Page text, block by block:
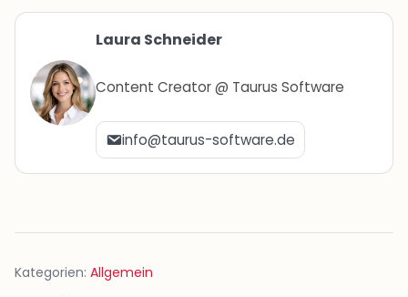
Laura Schneider
Content Creator @ Taurus Software
info@taurus-software.de
Kategorien: Allgemein